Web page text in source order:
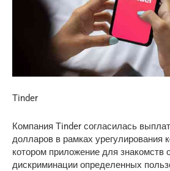
Tinder
Компания Tinder согласилась
долларов в рамках урегулирования
котором приложение для знакомств
дискриминации определенных